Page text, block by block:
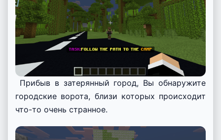
Прибыв в затерянный город, Вы обнаружите
городские ворота, близи которых происходит
что-то очень странное.